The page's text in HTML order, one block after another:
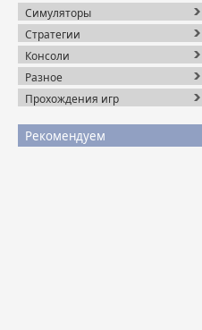
Симуляторы
Стратегии
Консоли
Разное
Прохождения игр
Рекомендуем